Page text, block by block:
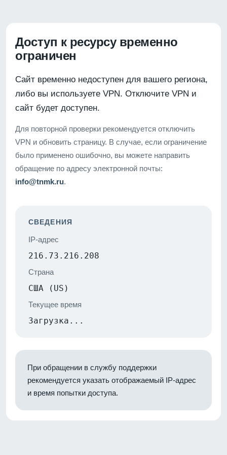
Доступ к ресурсу временно
ограничен
Сайт временно недоступен для вашего региона,
либо вы используете VPN. Отключите VPN и
сайт будет доступен.
Для повторной проверки рекомендуется отключить
VPN и обновить страницу. В случае, если ограничение
было применено ошибочно, вы можете направить
обращение по адресу электронной почты:
info@tnmk.ru.
СВЕДЕНИЯ
IP-адрес
216.73.216.208
Страна
США (US)
Текущее время
Загрузка...
При обращении в службу поддержки
рекомендуется указать отображаемый IP-адрес
и время попытки доступа.